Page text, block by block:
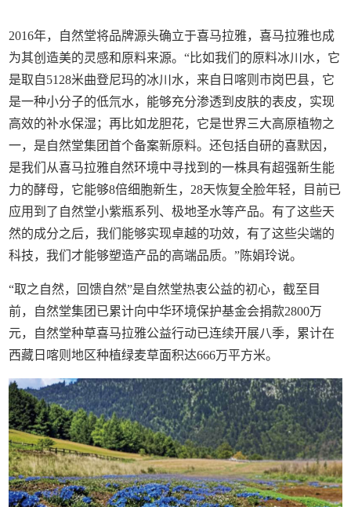
2016年，自然堂将品牌源头确立于喜马拉雅，喜马拉雅也成
为其创造美的灵感和原料来源。“比如我们的原料冰川水，它
是取自5128米曲登尼玛的冰川水，来自日喀则市岗巴县，它
是一种小分子的低氘水，能够充分渗透到皮肤的表皮，实现
高效的补水保湿；再比如龙胆花，它是世界三大高原植物之
一，是自然堂集团首个备案新原料。还包括自研的喜默因，
是我们从喜马拉雅自然环境中寻找到的一株具有超强新生能
力的酵母，它能够8倍细胞新生，28天恢复全脸年轻，目前已
应用到了自然堂小紫瓶系列、极地圣水等产品。有了这些天
然的成分之后，我们能够实现卓越的功效，有了这些尖端的
科技，我们才能够塑造产品的高端品质。”陈娟玲说。
“取之自然，回馈自然”是自然堂热衷公益的初心，截至目
前，自然堂集团已累计向中华环境保护基金会捐款2800万
元，自然堂种草喜马拉雅公益行动已连续开展八季，累计在
西藏日喀则地区种植绿麦草面积达666万平方米。